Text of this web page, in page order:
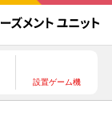
設置ゲーム機